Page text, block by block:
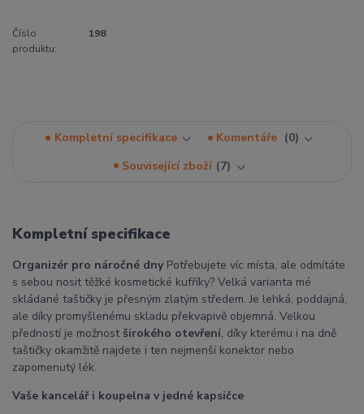
Číslo
produktu:
198
Kompletní specifikace Komentáře
0
Související zboží 7
Kompletní specifikace
Organizér pro náročné dny Potřebujete víc místa, ale odmítáte
s sebou nosit těžké kosmetické kufříky? Velká varianta mé
skládané taštičky je přesným zlatým středem. Je lehká, poddajná,
ale díky promyšlenému skladu překvapivě objemná. Velkou
předností je možnost širokého otevření, díky kterému i na dně
taštičky okamžitě najdete i ten nejmenší konektor nebo
zapomenutý lék.
Vaše kancelář i koupelna v jedné kapsičce